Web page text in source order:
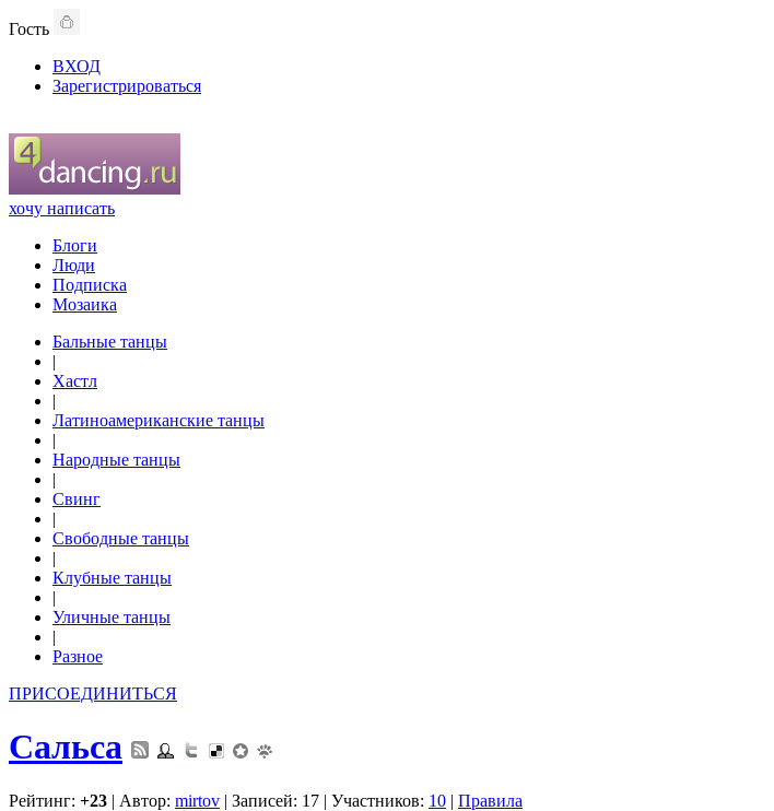
Гость
ВХОД
Зарегистрироваться
хочу написать
Блоги
Люди
Подписка
Мозаика
Бальные танцы
|
Хастл
|
Латиноамериканские танцы
|
Народные танцы
|
Свинг
|
Свободные танцы
|
Клубные танцы
|
Уличные танцы
|
Разное
ПРИСОЕДИНИТЬСЯ
Сальса
Рейтинг: +23 | Автор: mirtov | Записей: 17 | Участников: 10 | Правила